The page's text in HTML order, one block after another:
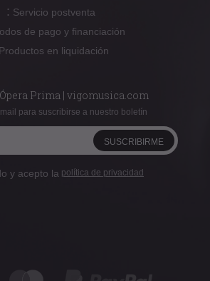
: Servicio postventa
de pago y financiación
Productos en liquidación
Prima | vigomusica.com
para suscribirse a nuestro boletín
y acepto la política de privacidad